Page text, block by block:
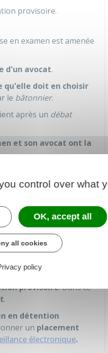
provisoire.
en examen est amenée
d'un avocat.
qu'elle doit en choisir
le bâtonnier.
après un débat
et son avocat ont la
PRÉPARER SA
audience doit avoir lieu
provisoire. Dans ce
.
en détention
un placement
électronique.
control over what
OK, accept all
all cookies
policy